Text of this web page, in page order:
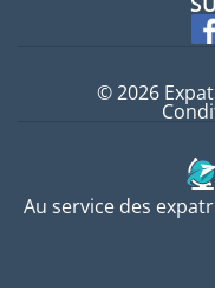
Au service des
© 2026